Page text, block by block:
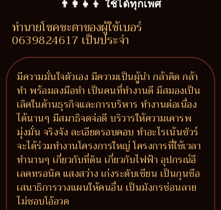
👨‍👩‍👧‍👦 ใช้ได้ทุกเพศ
ทำนายโชคชะตาของผู้ใช้เบอร์
0639824617 เป็นประจำ
มีความมั่นใจตัวเอง มีความเป็นผู้นำ กล้าคิด กล้า
ทำ พร้อมลงมือทำ เป็นคนที่ทำงานดี มีสมองเป็น
เลิศในด้านธุรกิจและการบริหาร ทำงานต่อเนื่อง
ได้นานๆ มีสมาธิจดจ่อดี บริวารให้ความเคารพ
มุ่งมั่น จริงจัง ละเอียดรอบคอบ ทำอะไรเน้นชัวร์
จะได้ร่วมทำงานโครงการใหญ่ โครงการที่ใช้เวลา
ทำนานๆ เกี่ยวกับที่ดิน เกี่ยวกับไฟฟ้า อุปกรณ์อี
เลคทรอนิค แสงสว่าง เก่งระดับเซียน เป็นกุนซือ
เสนาธิการวางแผนให้คนอื่น เป็นมังกรซ่อนลาย
ไม่ชอบโอ้อวด